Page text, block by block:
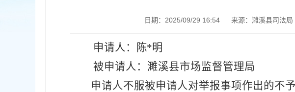
日期：2025/09/29 16:54 来源：濉溪县司法局
申请人： 陈*明
被申请人： 濉溪县市场监督管理局
申请人不服被申请人对举报事项作出的不